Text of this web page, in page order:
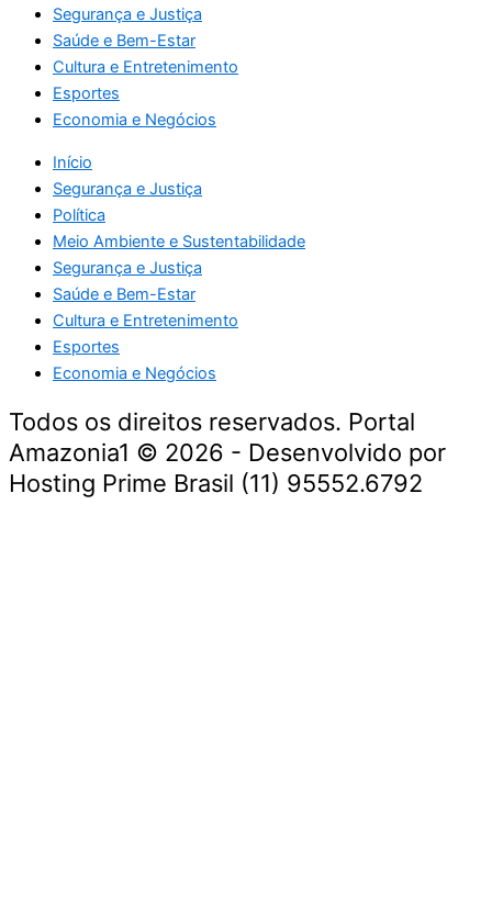
Segurança e Justiça
Saúde e Bem-Estar
Cultura e Entretenimento
Esportes
Economia e Negócios
Início
Segurança e Justiça
Política
Meio Ambiente e Sustentabilidade
Segurança e Justiça
Saúde e Bem-Estar
Cultura e Entretenimento
Esportes
Economia e Negócios
Todos os direitos reservados. Portal
Amazonia1 © 2026 - Desenvolvido por
Hosting Prime Brasil (11) 95552.6792